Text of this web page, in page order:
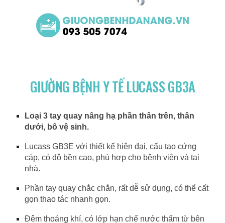
GIƯỜNG BỆNH Y TẾ LUCASS GB3A
Loại 3 tay quay nâng hạ phần thân trên, thân
dưới, bô vệ sinh.
Lucass GB3E với thiết kế hiện đại, cấu tạo cứng
cáp, có độ bền cao, phù hợp cho bệnh viện và tại
nhà.
Phần tay quay chắc chắn, rất dễ sử dụng, có thể cất
gọn thao tác nhanh gọn.
Đêm thoáng khí, có lớp hạn chế nước thấm từ bên